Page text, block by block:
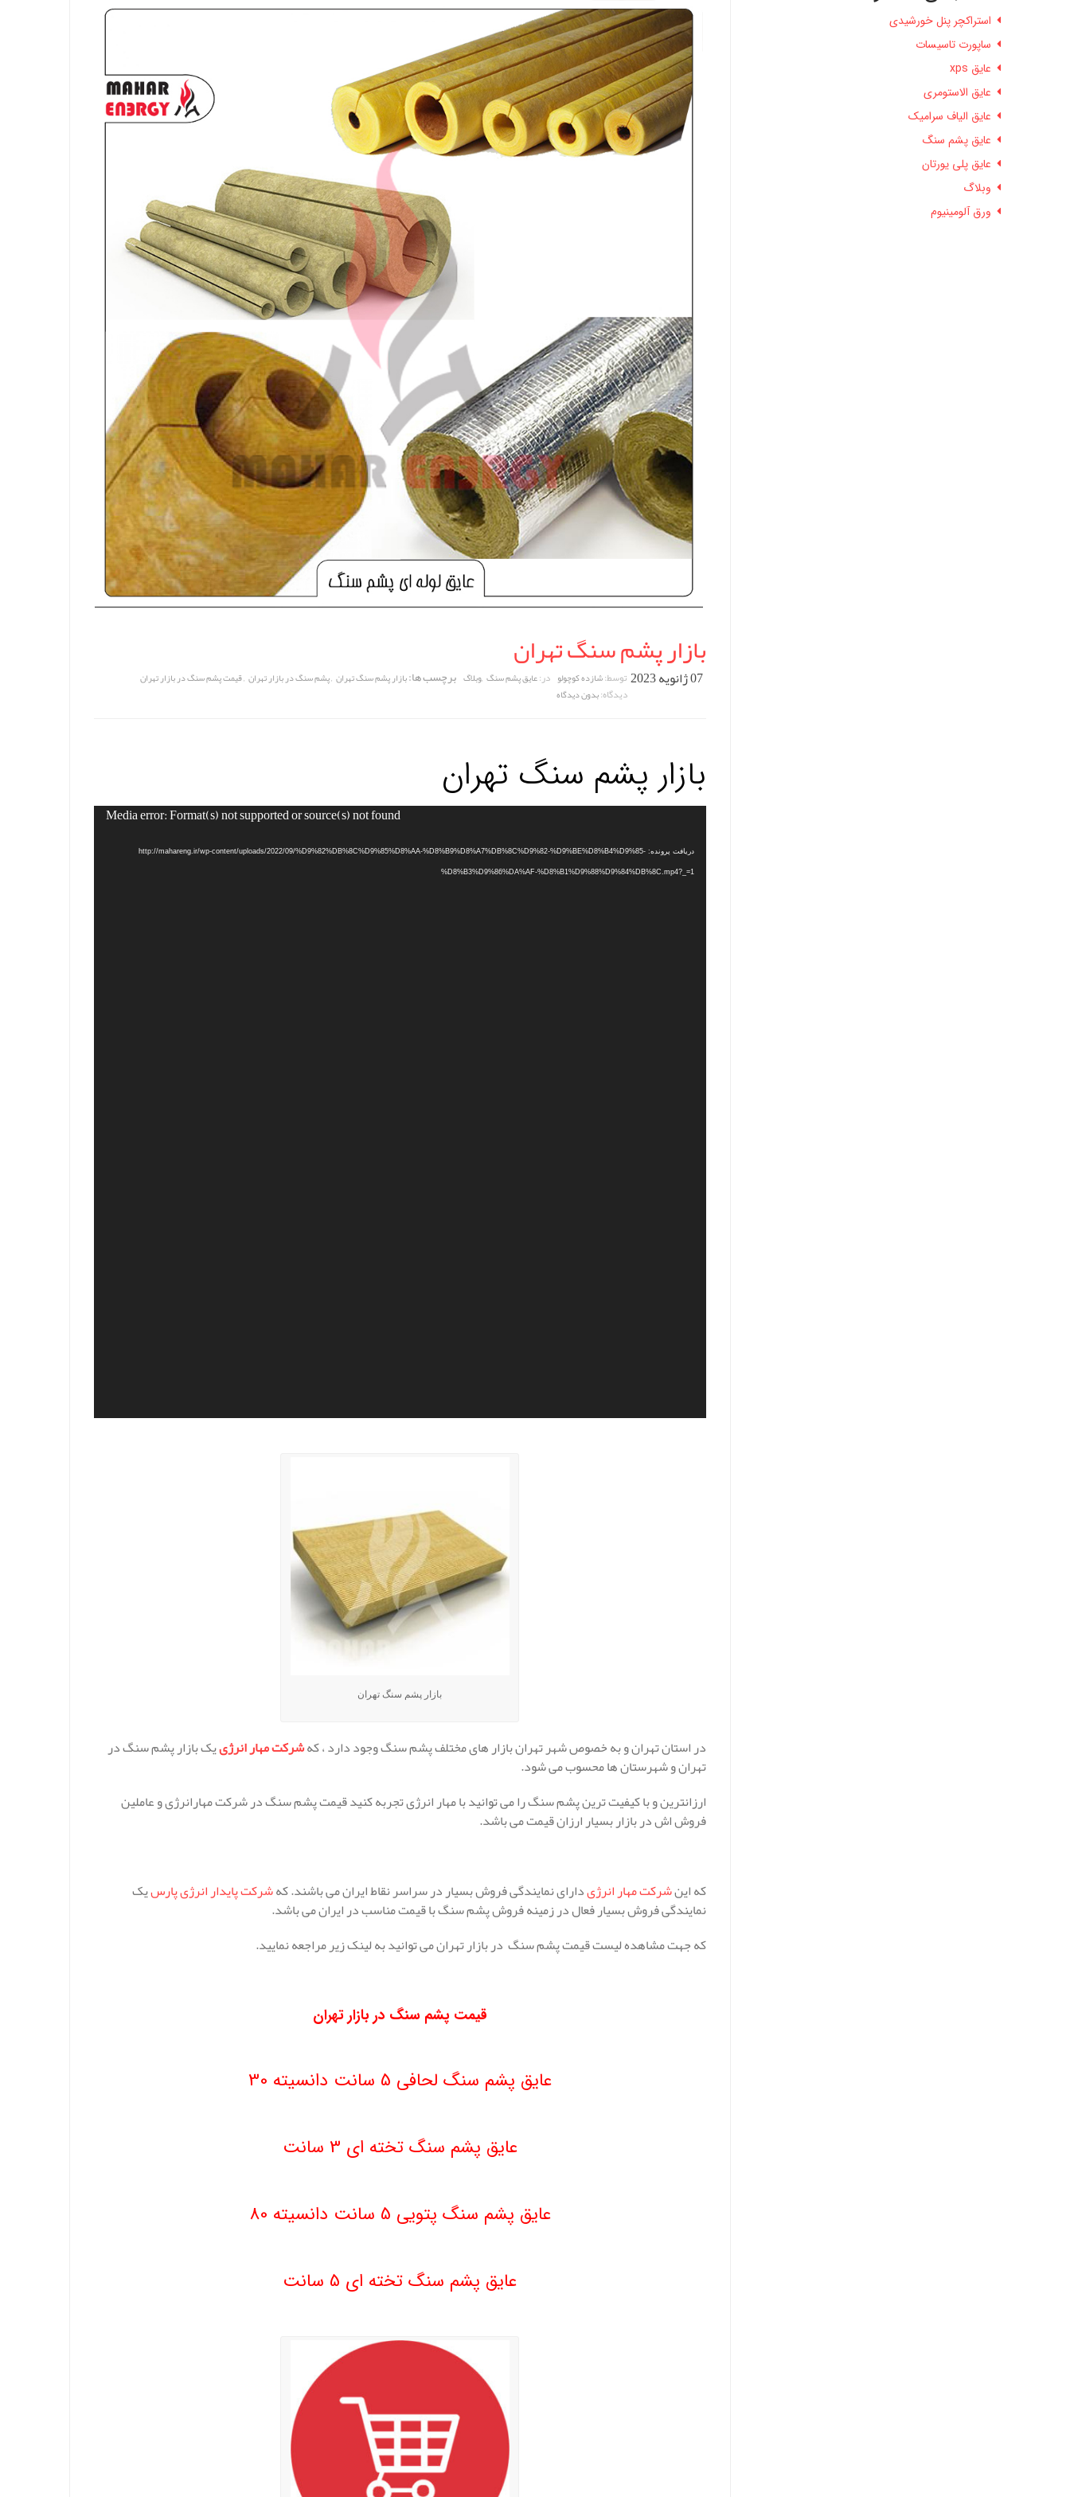
بازار پشم سنگ تهران
07 ژانویه 2023 توسط:شازده کوچولو در:عایق پشم سنگ ,وبلاگ برچسب ها:بازار پشم سنگ تهران ,پشم سنگ در بازار تهران ,قیمت پشم سنگ در بازار تهران
دیدگاه:بدون دیدگاه
بازار پشم سنگ تهران
Media error: Format(s) not supported or source(s) not found
دریافت پرونده: http://mahareng.ir/wp-content/uploads/2022/09/%D9%82%DB%8C%D9%85%D8%AA-%D8%B9%D8%A7%DB%8C%D9%82-%D9%BE%D8%B4%D9%85-
%D8%B3%D9%86%DA%AF-%D8%B1%D9%88%D9%84%DB%8C.mp4?_=1
بازار پشم سنگ تهران
در استان تهران و به خصوص شهر تهران بازار های مختلف پشم سنگ وجود دارد ، کهشرکت مهار انرژییک بازار پشم سنگ در
تهران و شهرستان ها محسوب می شود.
ارزانترین و با کیفیت ترین پشم سنگ را می توانید با مهار انرژی تجربه کنید قیمت پشم سنگ در شرکت مهارانرژی و عاملین
فروش اش در بازار بسیار ارزان قیمت می باشد.
که اینشرکت مهار انرژیدارای نمایندگی فروش بسیار در سراسر نقاط ایران می باشند. کهشرکت پایدار انرژی پارسیک
نمایندگی فروش بسیار فعال در زمینه فروش پشم سنگ با قیمت مناسب در ایران می باشد.
که جهت مشاهده لیست قیمت پشم سنگ در بازار تهران می توانید به لینک زیر مراجعه نمایید.
قیمت پشم سنگ در بازار تهران
عایق پشم سنگ لحافی 5 سانت دانسیته 30
عایق پشم سنگ تخته ای 3 سانت
عایق پشم سنگ پتویی 5 سانت دانسیته 80
عایق پشم سنگ تخته ای 5 سانت
استراکچر پنل خورشیدی
ساپورت تاسیسات
عایق xps
عایق الاستومری
عایق الیاف سرامیک
عایق پشم سنگ
عایق پلی یورتان
وبلاگ
ورق آلومینیوم